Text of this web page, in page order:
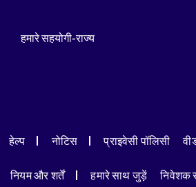
हमारे सहयोगी-राज्य
हेल्प नोटिस प्राइवेसी पॉलिसी
नियम और शर्तें हमारे साथ जुड़ें निवेशक